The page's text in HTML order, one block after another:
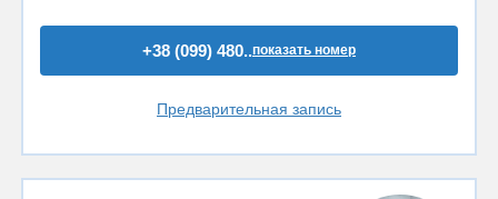
+38 (099) 480..показать номер
Предварительная запись